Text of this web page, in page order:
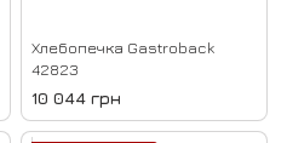
Хлебопечка Gastroback
42823
10 044 грн